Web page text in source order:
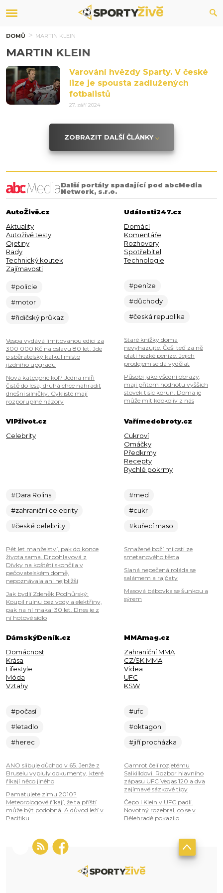
DOMŮ MARTIN KLEIN
MARTIN KLEIN
Varování hvězdy Sparty. V české
lize je spousta zadlužených
fotbalistů
27. září 2024
ZOBRAZIT DALŠÍ ČLÁNKY
Další portály spadající pod abcMedia
Network, s.r.o.
AutoŽivě.cz
Aktuality
Autoživě testy
Ojetiny
Rady
Technický koutek
Zajímavosti
#policie
#motor
#řidičský průkaz
Vespa vydává limitovanou edici za
300 000 Kč na oslavu 80 let. Jde
o sběratelský kalkul místo
jízdního upgradu
Nová kategorie kol? Jedna míří
čistě do lesa, druhá chce nahradit
dnešní silničky. Cyklisté mají
rozporuplné názory
Události247.cz
Domácí
Komentáře
Rozhovory
Spotřebitel
Technologie
#peníze
#důchody
#česká republika
Staré knížky doma
nevyhazujte. Češi teď za ně
platí hezké peníze. Jejich
prodejem se dá vydělat
Působí jako všední obrazy,
mají přitom hodnotu vyšších
stovek tisíc korun. Doma je
může mít kdokoliv z nás
VIPživot.cz
Celebrity
#Dara Rolins
#zahraniční celebrity
#české celebrity
Pět let manželství, pak do konce
života sama. Drbohlavová z
Dívky na koštěti skončila v
pečovatelském domě,
nepoznávala ani nejbližší
Jak bydlí Zdeněk Podhůrský:
Koupil ruinu bez vody a elektřiny,
pak na ní makal 30 let. Dnes je z
ní hotové sídlo
Vařímedobroty.cz
Cukroví
Omáčky
Předkrmy
Recepty
Rychlé pokrmy
#med
#cukr
#kuřecí maso
Smažené boží milosti ze
smetanového těsta
Slaná nepečená roláda se
salámem a rajčaty
Masová bábovka se šunkou a
sýrem
DámskýDeník.cz
Domácnost
Krása
Lifestyle
Móda
Vztahy
#počasí
#letadlo
#herec
ANO slibuje důchod v 65. Jenže z
Bruselu vypluly dokumenty, které
říkají něco jiného
Pamatujete zimu 2010?
Meteorologové říkají, že ta příští
může být podobná. A důvod leží v
Pacifiku
MMAmag.cz
Zahraniční MMA
CZ/SK MMA
Videa
UFC
KSW
#ufc
#oktagon
#jiří procházka
Gamrot čelí rozjetému
Salkilldovi. Rozbor hlavního
zápasu UFC Vegas 120 a dva
zajímavé sázkové tipy
Čepo i Klein v UFC padli.
Novotný rozebral, co se v
Bělehradě pokazilo